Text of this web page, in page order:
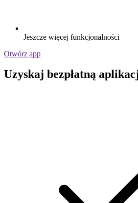
Jeszcze więcej funkcjonalności
Otwórz app
Uzyskaj bezpłatną